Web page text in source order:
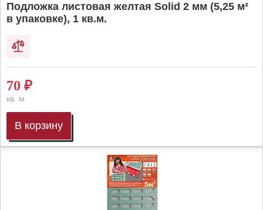
Подложка листовая желтая Solid 2 мм (5,25 м²
в упаковке), 1 кв.м.
70 ₽
кв. м.
В корзину